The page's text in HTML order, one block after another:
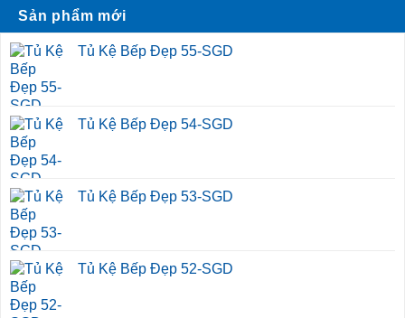
Sản phẩm mới
Tủ Kệ Bếp Đẹp 55-SGD
Tủ Kệ Bếp Đẹp 54-SGD
Tủ Kệ Bếp Đẹp 53-SGD
Tủ Kệ Bếp Đẹp 52-SGD